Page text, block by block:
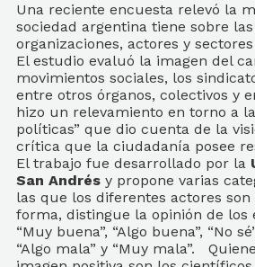
Una reciente encuesta relevó la
sociedad argentina tiene sobre
organizaciones, actores y
El estudio evaluó la imagen del
movimientos sociales, los
entre otros órganos, colectivos y
hizo un relevamiento en torno a
políticas” que dio cuenta de la
crítica que la ciudadanía posee
El trabajo fue desarrollado por la
San Andrés y propone varias
las que los diferentes actores son
forma, distingue la opinión de los
“Muy buena”, “Algo buena”, “No
“Algo mala” y “Muy mala”.